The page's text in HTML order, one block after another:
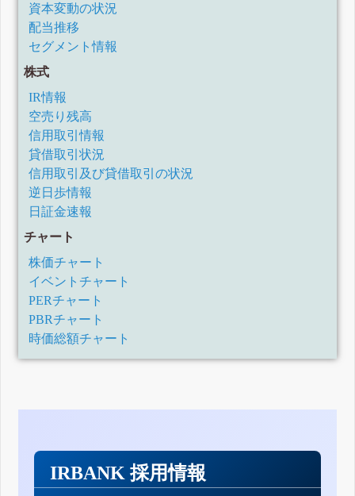
資本変動の状況
配当推移
セグメント情報
株式
IR情報
空売り残高
信用取引情報
貸借取引状況
信用取引及び貸借取引の状況
逆日歩情報
日証金速報
チャート
株価チャート
イベントチャート
PERチャート
PBRチャート
時価総額チャート
IRBANK 採用情報